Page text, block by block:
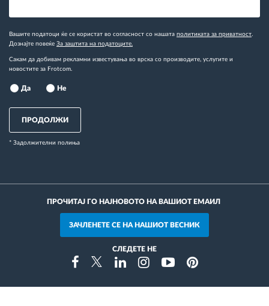
Вашите податоци ќе се користат во согласност со нашата политиката за приватност.
Дознајте повеќе За заштита на податоците.
Сакам да добивам рекламни известувања во врска со производите, услугите и
новостите за Frotcom.
Да Не
ПРОДОЛЖИ
* Задолжителни полиња
ПРОЧИТАЈ ГО НАЈНОВОТО НА ВАШИОТ ЕМАИЛ
ЗАЧЛЕНЕТЕ СЕ НА НАШИОТ ВЕСНИК
СЛЕДЕТЕ НЕ
FacebookTwitterLinkedinInstragramYoutubePinterest